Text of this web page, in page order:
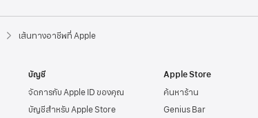
เส้นทางอาชีพที่ Apple
บัญชี
จัดการกับ Apple IDของคุณ
บัญชีสำหรับ Apple Store
Apple Store
ค้นหาร้าน
Genius Bar